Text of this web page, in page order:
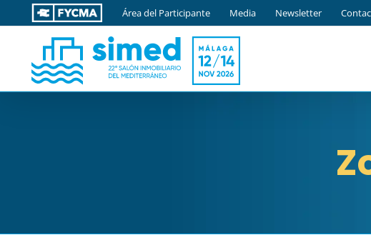
al
contenido
Área del Participante Media Newsletter